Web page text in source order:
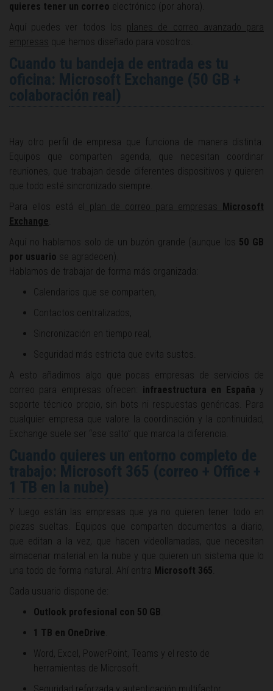
quieres tener un correo electrónico (por ahora).
Aquí puedes ver todos los planes de correo avanzado para
empresas que hemos diseñado para vosotros.
Hay otro perfil de empresa que funciona de manera distinta.
Equipos que comparten agenda, que necesitan coordinar
reuniones, que trabajan desde diferentes dispositivos y quieren
que todo esté sincronizado siempre.
Para ellos está el plan de correo para empresas Microsoft
Exchange
Aquí no hablamos solo de un buzón grande (aunque los 50 GB
por usuario se agradecen).
Hablamos de trabajar de forma más organizada:
Calendarios que se comparten,
Contactos centralizados,
Sincronización en tiempo real,
Seguridad más estricta que evita sustos.
A esto añadimos algo que pocas empresas de servicios de
correo para empresas ofrecen: infraestructura en España y
soporte técnico propio, sin bots ni respuestas genéricas. Para
cualquier empresa que valore la coordinación y la continuidad,
Exchange suele ser “ese salto” que marca la diferencia.
Y luego están las empresas que ya no quieren tener todo en
piezas sueltas. Equipos que comparten documentos a diario,
que editan a la vez, que hacen videollamadas, que necesitan
almacenar material en la nube y que quieren un sistema que lo
una todo de forma natural. Ahí entra Microsoft 365
Cada usuario dispone de:
Outlook profesional con 50 GB
1 TB en OneDrive
Word, Excel, PowerPoint, Teams y el resto de
herramientas de Microsoft.